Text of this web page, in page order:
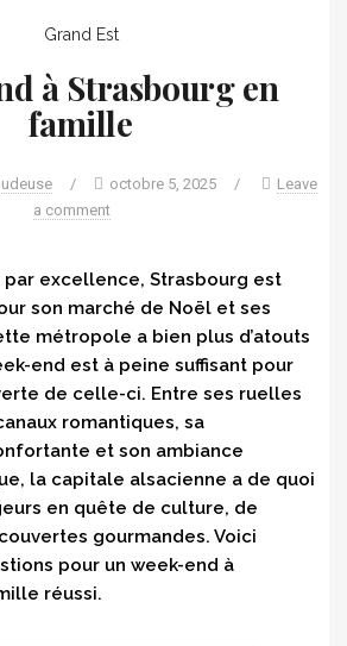
Grand Est
à Strasbourg en
famille
/ octobre 5, 2025 /
Leave
a comment
excellence, Strasbourg est
son marché de Noël et ses
métropole a bien plus d’atouts
end est à peine suffisant pour
de celle-ci. Entre ses ruelles
romantiques, sa
et son ambiance
la capitale alsacienne a de quoi
en quête de culture, de
gourmandes. Voici
pour un week-end à
réussi.